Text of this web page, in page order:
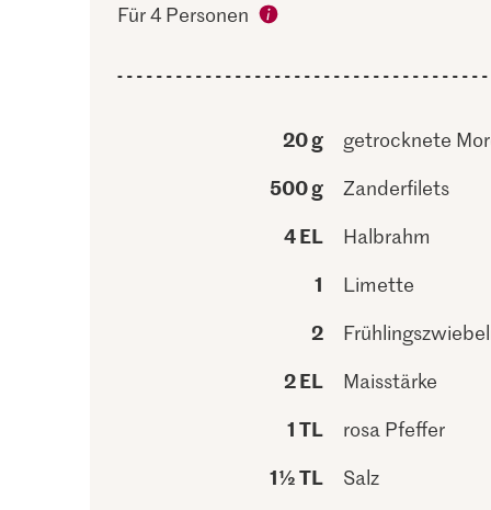
Für 4 Personen
20 g getrocknete
500 g Zanderfilets
4 EL Halbrahm
1 Limette
2
2 EL Maisstärke
1 TL rosa Pfeffer
1½ TL Salz